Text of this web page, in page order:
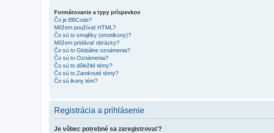
Formátovanie a typy príspevkov
Čo je BBCode?
Môžem používať HTML?
Čo sú to smajlíky (emotikony)?
Môžem pridávať obrázky?
Čo sú to Globálne oznámenia?
Čo sú to Oznámenia?
Čo sú to dôležité témy?
Čo sú to Zamknuté témy?
Čo sú ikony tém?
Registrácia a prihlásenie
Je vôbec potrebné sa zaregistrovať?